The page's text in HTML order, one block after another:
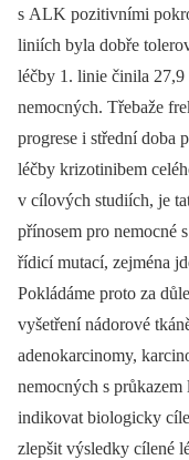
s ALK pozitivními
liniích byla dobře
léčby 1. linie činila 27,9
nemocných. Třebaže
progrese i střední doba
léčby krizotinibem
v cílových studiích, je
přínosem pro nemocné
řídicí mutací, zejména
Pokládáme proto za
vyšetření nádorové
adenokarcinomy,
nemocných s
indikovat biologicky
zlepšit výsledky cílené